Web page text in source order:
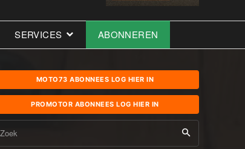
SERVICES ABONNEREN
MOTO73 ABONNEES LOG HIER IN
PROMOTOR ABONNEES LOG HIER IN
Zoek